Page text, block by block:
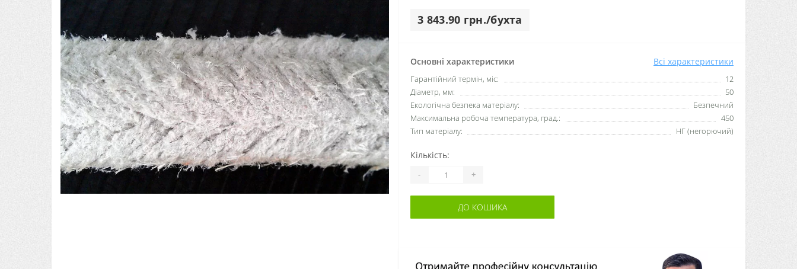
3 843.90 грн./бухта
Основні характеристики Всі характеристики
Гарантійний термін, міс:
12
Діаметр, мм:
50
Екологічна безпека матеріалу:
Безпечний
Максимальна робоча температура, град.:
450
Тип матеріалу:
НГ (негорючий)
Кількість:
- +
ДО КОШИКА